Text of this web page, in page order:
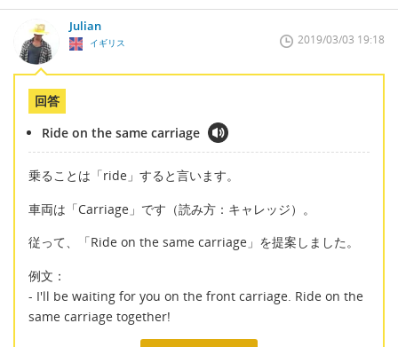
Julian
イギリス 2019/03/03 19:18
回答
Ride on the same carriage
乗ることは「ride」すると言います。
車両は「Carriage」です（読み方：キャレッジ）。
従って、「Ride on the same carriage」を提案しました。
例文：
- I'll be waiting for you on the front carriage. Ride on the
same carriage together!